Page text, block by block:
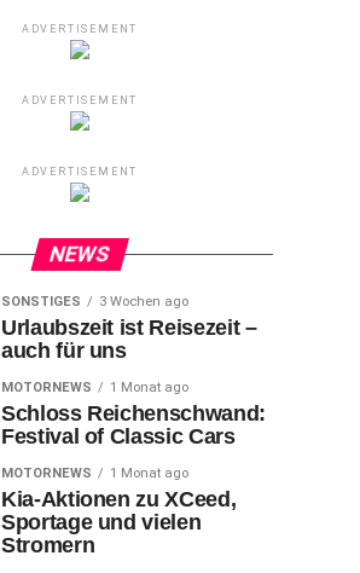
ADVERTISEMENT
ADVERTISEMENT
ADVERTISEMENT
NEWS
SONSTIGES 3 Wochen ago
Urlaubszeit ist Reisezeit –
auch für uns
MOTORNEWS 1 Monat ago
Schloss Reichenschwand:
Festival of Classic Cars
MOTORNEWS 1 Monat ago
Kia-Aktionen zu XCeed,
Sportage und vielen
Stromern